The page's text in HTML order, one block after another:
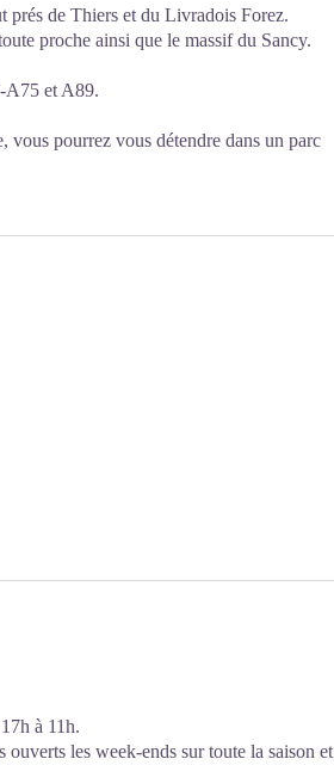
prés de Thiers et du Livradois Forez.
proche ainsi que le massif du Sancy.
A75 et A89.
vous pourrez vous détendre dans un parc
à 11h.
les week-ends sur toute la saison et